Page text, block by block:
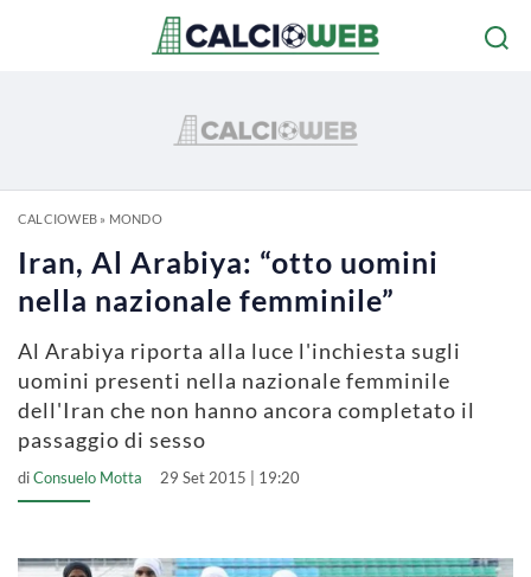
CALCIOWEB» MONDO
Iran, Al Arabiya: “otto uomini
nella nazionale femminile”
Al Arabiya riporta alla luce l'inchiesta sugli
uomini presenti nella nazionale femminile
dell'Iran che non hanno ancora completato il
passaggio di sesso
diConsuelo Motta 29 Set 2015 | 19:20